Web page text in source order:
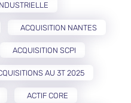
ACQUISITION NANTES
ACQUISITION SCPI
AU 3T 2025
ACTIF CORE